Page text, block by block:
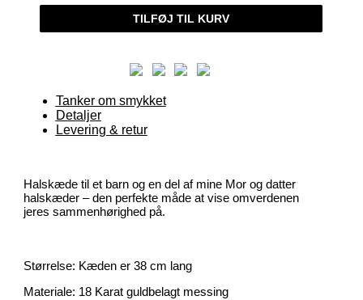
ANTAL
TILFØJ TIL KURV
Tanker om smykket
Detaljer
Levering & retur
Halskæde til et barn og en del af mine Mor og datter
halskæder – den perfekte måde at vise omverdenen
jeres sammenhørighed på.
Størrelse: Kæden er 38 cm lang
Materiale: 18 Karat guldbelagt messing